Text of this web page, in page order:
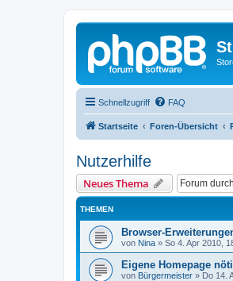
Schnellzugriff FAQ
Startseite Foren-Übersicht
Nutzerhilfe
Neues Thema
THEMEN
Browser-
von Nina » So 4. Apr 2010,
Eigene Homepage
von Bürgermeister » Do 14.